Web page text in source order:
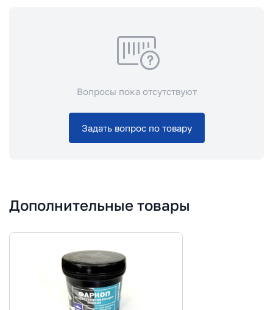
Вопросы пока отсутствуют
Задать вопрос по товару
Дополнительные товары